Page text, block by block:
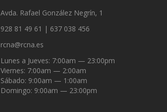
Avda. Rafael González Negrín, 1
928 81 49 61 | 637 038 456
rcna@rcna.es
Lunes a Jueves: 7:00am — 23:00pm
Viernes: 7:00am — 2:00am
Sábado: 9:00am — 1:00am
Domingo: 9:00am — 23:00pm